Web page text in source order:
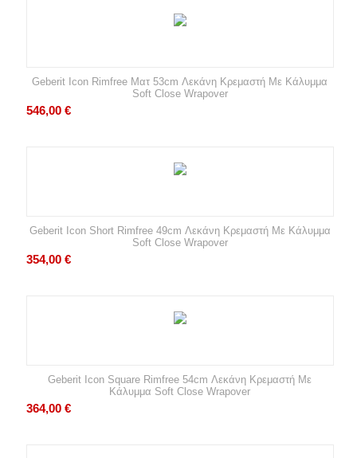
Geberit Icon Rimfree Ματ 53cm Λεκάνη Κρεμαστή Με Κάλυμμα
Soft Close Wrapover
546,00 €
Geberit Icon Short Rimfree 49cm Λεκάνη Κρεμαστή Με Κάλυμμα
Soft Close Wrapover
354,00 €
Geberit Icon Square Rimfree 54cm Λεκάνη Κρεμαστή Με
Κάλυμμα Soft Close Wrapover
364,00 €